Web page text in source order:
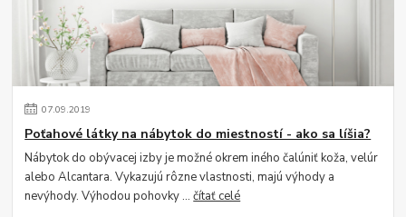
07.09.2019
Poťahové látky na nábytok do miestností - ako sa líšia?
Nábytok do obývacej izby je možné okrem iného čalúniť koža, velúr
alebo Alcantara. Vykazujú rôzne vlastnosti, majú výhody a
nevýhody. Výhodou pohovky ...čítať celé